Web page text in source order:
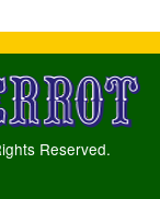
Reserved.